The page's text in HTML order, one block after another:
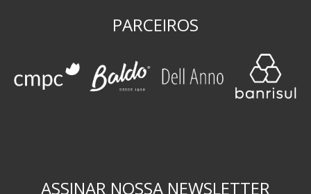
PARCEIROS
ASSINAR NOSSA NEWSLETTER